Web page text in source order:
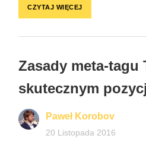
CZYTAJ WIĘCEJ
Zasady meta-tagu
skutecznym
Paweł Korobov
20 Listopada 2016